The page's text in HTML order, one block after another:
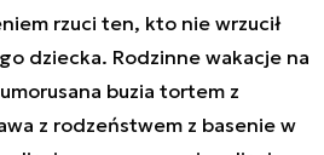
rzuci ten, kto nie wrzucił
dziecka. Rodzinne wakacje na
buzia tortem z
z rodzeństwem z basenie w